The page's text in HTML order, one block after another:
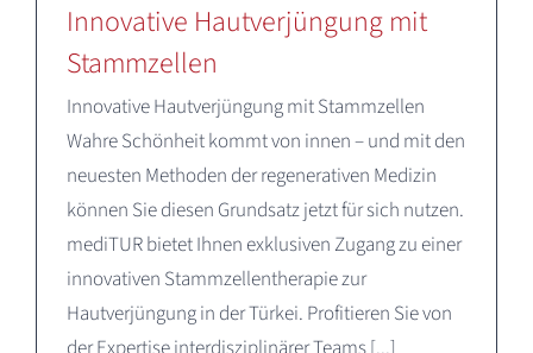
Innovative Hautverjüngung mit
Stammzellen
Innovative Hautverjüngung mit Stammzellen
Wahre Schönheit kommt von innen – und mit den
neuesten Methoden der regenerativen Medizin
können Sie diesen Grundsatz jetzt für sich nutzen.
mediTUR bietet Ihnen exklusiven Zugang zu einer
innovativen Stammzellentherapie zur
Hautverjüngung in der Türkei. Profitieren Sie von